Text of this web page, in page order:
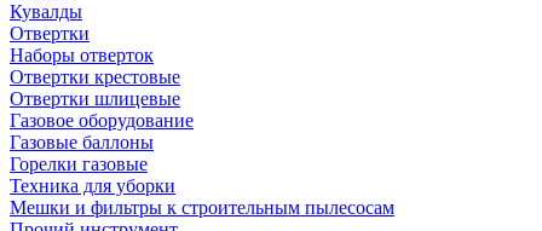
Кувалды
Отвертки
Наборы отверток
Отвертки крестовые
Отвертки шлицевые
Газовое оборудование
Газовые баллоны
Горелки газовые
Техника для уборки
Мешки и фильтры к строительным пылесосам